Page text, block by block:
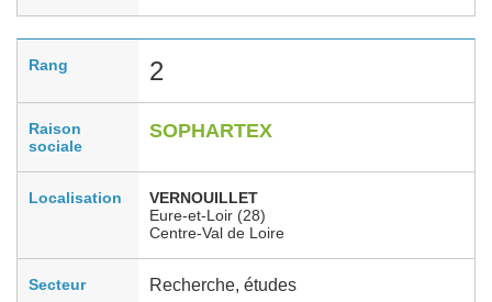
Rang 2
Raison
sociale
SOPHARTEX
Localisation
VERNOUILLET
Eure-et-Loir (28)
Centre-Val de Loire
Secteur Recherche, études